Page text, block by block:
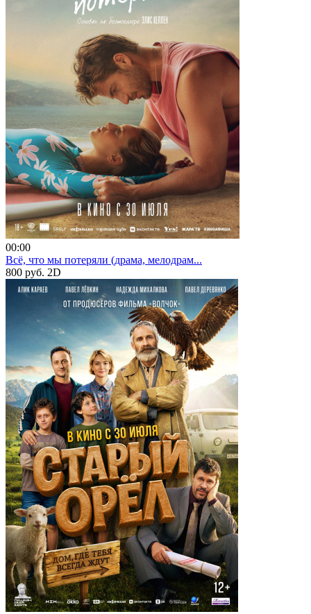
00:00
Всё, что мы потеряли (драма, мелодрам...
800 руб. 2D